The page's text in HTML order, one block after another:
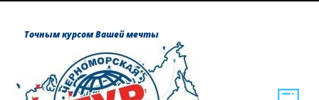
Точным курсом Вашей мечты